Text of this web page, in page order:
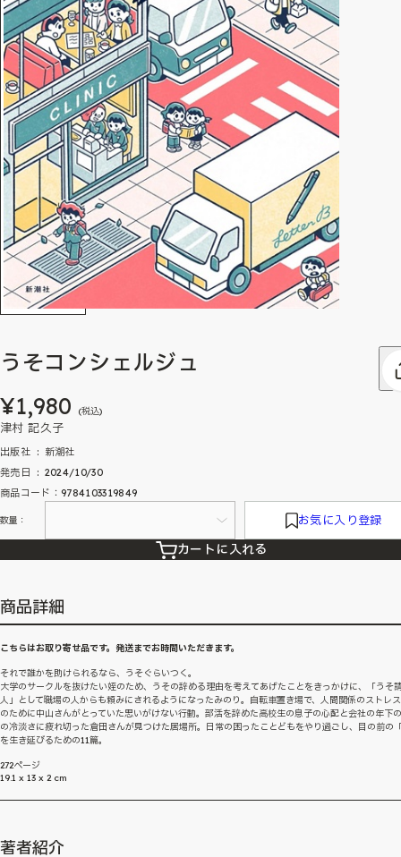
うそコンシェルジュ
¥1,980 (税込)
津村 記久子
出版社 ‏ : ‎ 新潮社
発売日 ‏ : ‎ 2024/10/30
商品コード：9784103319849
数量： お気に入り登録
カートに入れる
商品詳細
こちらはお取り寄せ品です。発送までお時間いただきます。
それで誰かを助けられるなら、うそぐらいつく。
大学のサークルを抜けたい姪のため、うその辞める理由を考えてあげたことをきっかけに、「うそ
人」として職場の人からも頼みにされるようになったみのり。自転車置き場で、人間関係のストレ
のために中山さんがとっていた思いがけない行動。部活を辞めた高校生の息子の心配と会社の年下
の冷淡さに疲れ切った倉田さんが見つけた居場所。日常の困ったことどもをやり過ごし、目の前の
を生き延びるための11篇。
272ページ
19.1 x 13 x 2 cm
著者紹介